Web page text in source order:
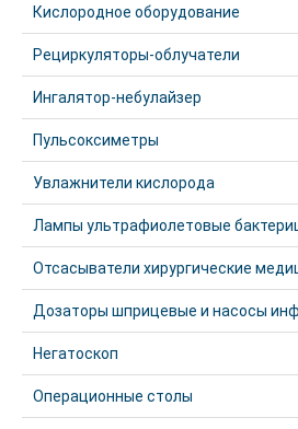
Кислородное оборудование
Рециркуляторы-облучатели
Ингалятор-небулайзер
Пульсоксиметры
Увлажнители кислорода
Лампы ультрафиолетовые
Отсасыватели хирургические
Дозаторы шприцевые и насосы
Негатоскоп
Операционные столы